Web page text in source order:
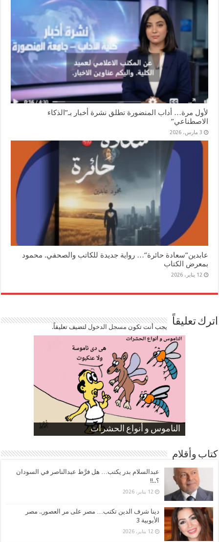
لأول مرة… أداب المنضورة تطلق نشرة أخبار بـ”الذكاء
الاصطناعي”
3 مارس، 2026
عابدين”سعادة حائرة”… رواية جديدة للكاتب والصحفي. محمود
بمعرض الكتاب
12 يناير، 2026
اترك تعليقاً يجب أنت تكون مسجل الدخوللتضيف تعليقاً.
الناموس و أنواع الحشرات
الموظفين بعد ارتفاع الأسعار
ارتفاع نسبة الطلاق في مصر
صورة كاركاتيرية
صورة كاركاتيرية
كتاب وأقلام
عبدالسلام بدر يكتب… هل فرَّط عبدالناصر في السودان
؟..!!
12 يناير، 2026
دينا شرف الدين تكتب… مصر على مر العصور.. مصر
الأيوبية 3
12 يناير، 2026